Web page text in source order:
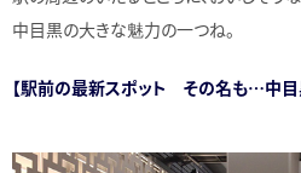
中目黒の大きな魅力の一つね。
【駅前の最新スポット その名も…中目